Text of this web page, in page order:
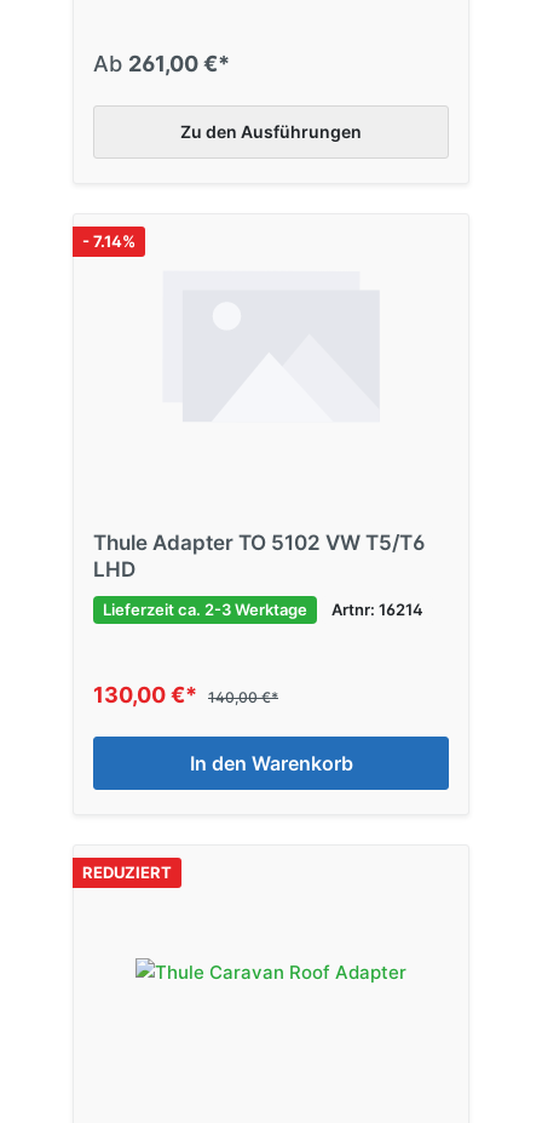
Ab 261,00 €*
Zu den Ausführungen
- 7.14%
Thule Adapter TO 5102 VW T5/T6
LHD
Lieferzeit ca. 2-3 Werktage Artnr: 16214
130,00 €* 140,00 €*
In den Warenkorb
REDUZIERT